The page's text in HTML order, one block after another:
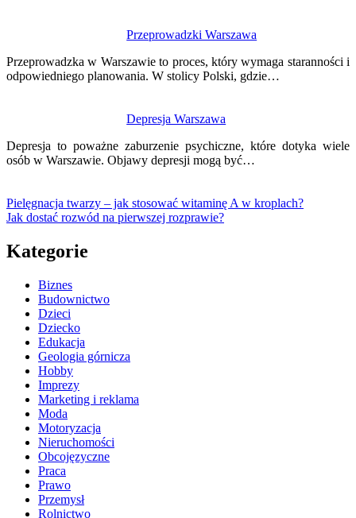
Przeprowadzki Warszawa
Przeprowadzka w Warszawie to proces, który wymaga staranności i
odpowiedniego planowania. W stolicy Polski, gdzie…
Depresja Warszawa
Depresja to poważne zaburzenie psychiczne, które dotyka wiele
osób w Warszawie. Objawy depresji mogą być…
Pielęgnacja twarzy – jak stosować witaminę A w kroplach?
Jak dostać rozwód na pierwszej rozprawie?
Kategorie
Biznes
Budownictwo
Dzieci
Dziecko
Edukacja
Geologia górnicza
Hobby
Imprezy
Marketing i reklama
Moda
Motoryzacja
Nieruchomości
Obcojęzyczne
Praca
Prawo
Przemysł
Rolnictwo